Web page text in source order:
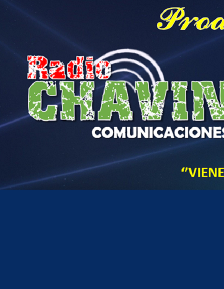
08
jueves, agosto 6, 2026